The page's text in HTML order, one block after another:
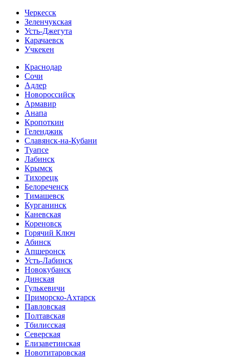
Черкесск
Зеленчукская
Усть-Джегута
Карачаевск
Учкекен
Краснодар
Сочи
Адлер
Новороссийск
Армавир
Анапа
Кропоткин
Геленджик
Славянск-на-Кубани
Туапсе
Лабинск
Крымск
Тихорецк
Белореченск
Тимашевск
Курганинск
Каневская
Кореновск
Горячий Ключ
Абинск
Апшеронск
Усть-Лабинск
Новокубанск
Динская
Гулькевичи
Приморско-Ахтарск
Павловская
Полтавская
Тбилисская
Северская
Елизаветинская
Новотитаровская